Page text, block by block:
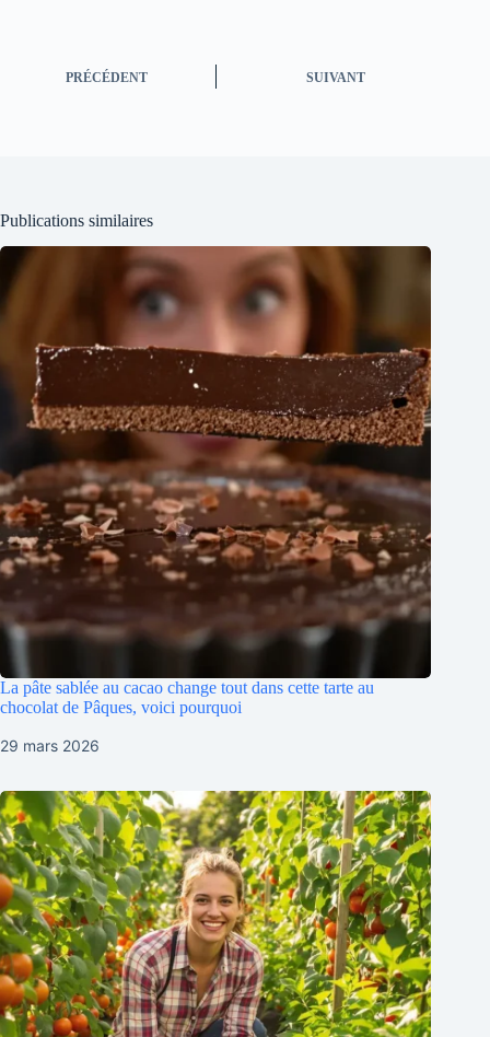
PRÉCÉDENT SUIVANT
Publications similaires
La pâte sablée au cacao change tout dans cette tarte au
chocolat de Pâques, voici pourquoi
29 mars 2026